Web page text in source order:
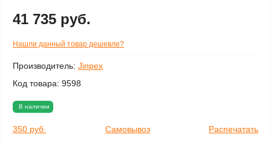
Производитель: Jinpex
Код товара: 9598
В наличии
350 руб. Самовывоз Распечатать
41 735 руб.
Нашли данный товар дешевле?